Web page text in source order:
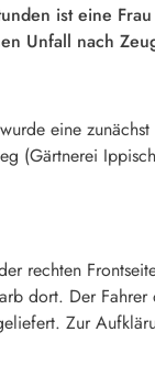
ist eine
Unfall nach
eine
(Gärtnerei
rechten
dort. Der
Zur